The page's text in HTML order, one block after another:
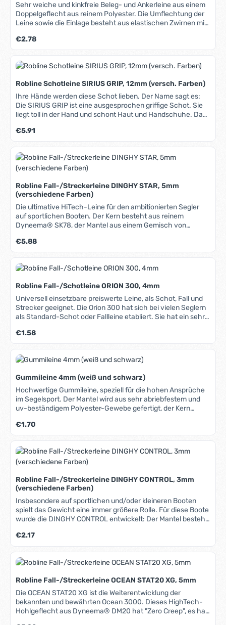
Sehr weiche und kinkfreie Beleg- und Ankerleine aus einem
Doppelgeflecht aus reinem Polyester. Die Umflechtung der
Leine sowie die Einlage besteht aus elastischen Zwirnen mit
bleibt immer rund, kinkt nicht und wird auch nach längerem
Einsatz im Wasser nicht hart. Hohe Bruchlast und UV-
Beständigkeit, leicht spleißbar. In unserem Blog erfahren Sie
mehr über Materialien, Herstellung und Pflege von Tauwerk.
Regulärer Preis:
€2.78
Robline Schotleine SIRIUS GRIP, 12mm (versch. Farben)
Ihre Hände werden diese Schot lieben. Der Name sagt es:
Die SIRIUS GRIP ist eine ausgesprochen griffige Schot. Sie
liegt toll in der Hand und schont Haut und Handschuhe. Das
Dehnung und nimmt wenig Wasser auf. Auch für den Einsatz
auf Winschen gut geeignet. Hervorragendes
Preis-/Leistungsverhältnis. In unserem Blog erfahren Sie
mehr über Materialien, Herstellung und Pflege von Tauwerk.
Regulärer Preis:
€5.91
Robline Fall-/Streckerleine DINGHY STAR, 5mm
(verschiedene Farben)
Die ultimative HiTech-Leine für den ambitionierten Segler
auf sportlichen Booten. Der Kern besteht aus reinem
Dyneema® SK78, der Mantel aus einem Gemisch von
werden die jeweiligen Materialeigenschaften optimal
miteinander verknüpft: Hohe Bruchlast, geringe Dehnung,
sehr niedriges Gewicht, gute Abriebfestigkeit, geringe
Wasseraufnahme, hohe UV-Beständigkeit, guter Halt in
ausgesprochen breiter Einsatzbereich: Egal ob als Fall,
Strecker oder sogar als Spischot, die Dinghy Star ist für
nahezu jeden Zweck geeignet. In unserem Blog erfahren Sie
mehr über Materialien, Herstellung und Pflege von Tauwerk.
Regulärer Preis:
€5.88
Robline Fall-/Schotleine ORION 300, 4mm
Universell einsetzbare preiswerte Leine, als Schot, Fall und
Strecker geeignet. Die Orion 300 hat sich bei vielen Seglern
als Standard-Schot oder Fallleine etabliert. Sie hat ein sehr
langlebig. Die Abriebfestigkeit auf Blöcken, auf Winschen, in
Fallenstoppern und in Klemmen ist hoch. Die Orion ist als
Groß-, Fock- oder Spifall, als Reffleine, als Strecker und auch
für das komplette laufende Gut geeignet.
Regulärer Preis:
€1.58
Gummileine 4mm (weiß und schwarz)
Hochwertige Gummileine, speziell für die hohen Ansprüche
im Segelsport. Der Mantel wird aus sehr abriebfestem und
uv-beständigem Polyester-Gewebe gefertigt, der Kern
diese Materialkombination entsteht ein kompakte, stabile
und langlebige Leine.
Regulärer Preis:
€1.70
Robline Fall-/Streckerleine DINGHY CONTROL, 3mm
(verschiedene Farben)
Insbesondere auf sportlichen und/oder kleineren Booten
spielt das Gewicht eine immer größere Rolle. Für diese Boote
wurde die DINGHY CONTROL entwickelt: Der Mantel besteht
Kern aus imprägniertem Dyneema® SK78. In dem Bereich,
wo er nicht benötigt wird, kann der Mantel entfernt
(abgestrippt) werden. Dadurch wird weiteres Gewicht
gespart und der geringere Durchmesser des Kerns reduziert
besseren Schutz gegen UV-Strahlung und Abrieb mit der
HiTech-Imprägnierung S.Y.I.S. beschichtet. Die universelle
Leine auf Jollen, Cats und kleineren Kielbooten, geeignet als
Strecker, Fall, Trimmleine und beinahe alles andere... Sehr
Regulärer Preis:
€2.17
Robline Fall-/Streckerleine OCEAN STAT20 XG, 5mm
Die OCEAN STAT20 XG ist die Weiterentwicklung der
bekannten und bewährten Ocean 3000. Dieses HighTech-
Hohlgeflecht aus Dyneema® DM20 hat "Zero Creep", es hat